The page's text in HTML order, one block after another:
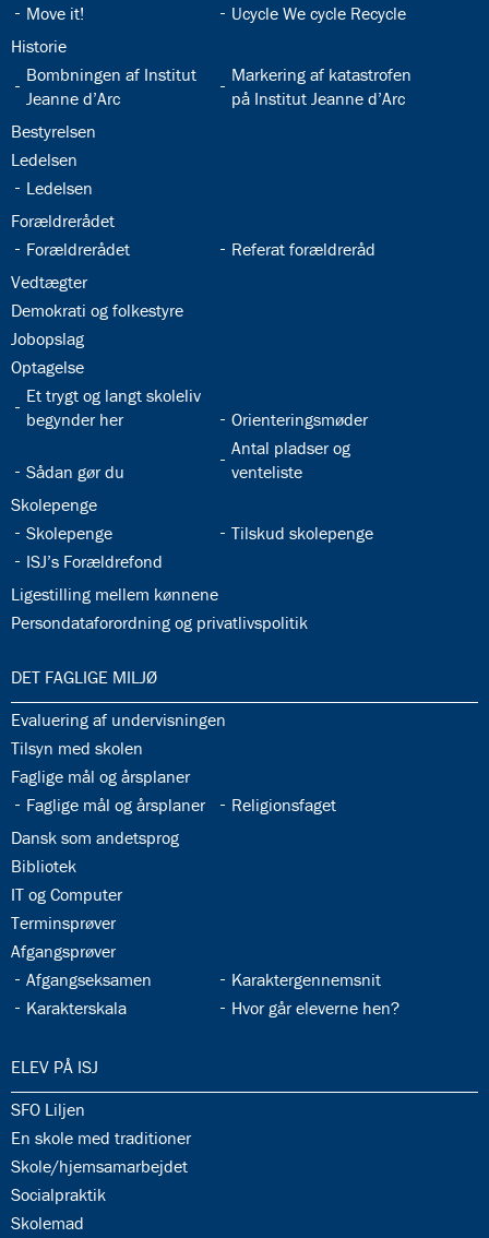
32.13:
Move it! 32.14:
Ucycle We cycle Recycle
32.15:
Historie
32.16:
Bombningen af Institut
Jeanne d’Arc
32.17:
Markering af katastrofen
på Institut Jeanne d’Arc
32.18:
Bestyrelsen
32.19:
Ledelsen
32.20:
Ledelsen
32.21:
Forældrerådet
32.22:
Forældrerådet 32.23:
Referat forældreråd
32.24:
Vedtægter
32.25:
Demokrati og folkestyre
32.26:
Jobopslag
32.27:
Optagelse
32.28:
Et trygt og langt skoleliv
begynder her
32.29:
Orienteringsmøder
32.30:
Sådan gør du
32.31:
Antal pladser og
venteliste
32.32:
Skolepenge
32.33:
Skolepenge 32.34:
Tilskud skolepenge
32.35:
ISJ’s Forældrefond
32.36:
Ligestilling mellem kønnene
32.37:
Persondataforordning og privatlivspolitik
33.0:
DET FAGLIGE MILJØ
33.1:
Evaluering af undervisningen
33.2:
Tilsyn med skolen
33.3:
Faglige mål og årsplaner
33.4:
Faglige mål og årsplaner 33.5:
Religionsfaget
33.6:
Dansk som andetsprog
33.7:
Bibliotek
33.8:
IT og Computer
33.9:
Terminsprøver
33.10:
Afgangsprøver
33.11:
Afgangseksamen 33.12:
Karaktergennemsnit
33.13:
Karakterskala 33.14:
Hvor går eleverne hen?
34.0:
ELEV PÅ ISJ
34.1:
SFO Liljen
34.2:
En skole med traditioner
34.3:
Skole/hjemsamarbejdet
34.4:
Socialpraktik
34.5:
Skolemad